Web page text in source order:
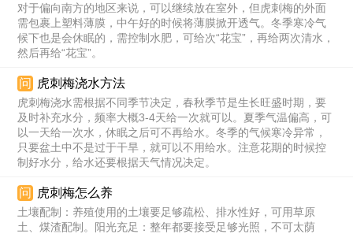
对于偏向南方的地区来说，可以继续放在室外，但虎刺梅的外面
需包裹上塑料薄膜，中午好的时候将薄膜掀开透气。冬季寒冷气
候下也是会休眠的，需控制水肥，可给次“花宝”，再给两次清水，
然后再给“花宝”。
问 虎刺梅浇水方法
虎刺梅浇水需根据不同季节决定，春秋季节是生长旺盛时期，要
及时补充水分，频率大概3-4天给一次就可以。夏季气温偏高，可
以一天给一次水，休眠之后可不再给水。冬季的气候寒冷异常，
只要盆土中不是过于干旱，就可以不用给水。注意花期的时候控
制好水分，给水还要根据天气情况决定。
问 虎刺梅怎么养
土壤配制：养殖使用的土壤要足够疏松、排水性好，可用草原
土、煤渣配制。阳光充足：整年都要接受足够光照，不可太荫